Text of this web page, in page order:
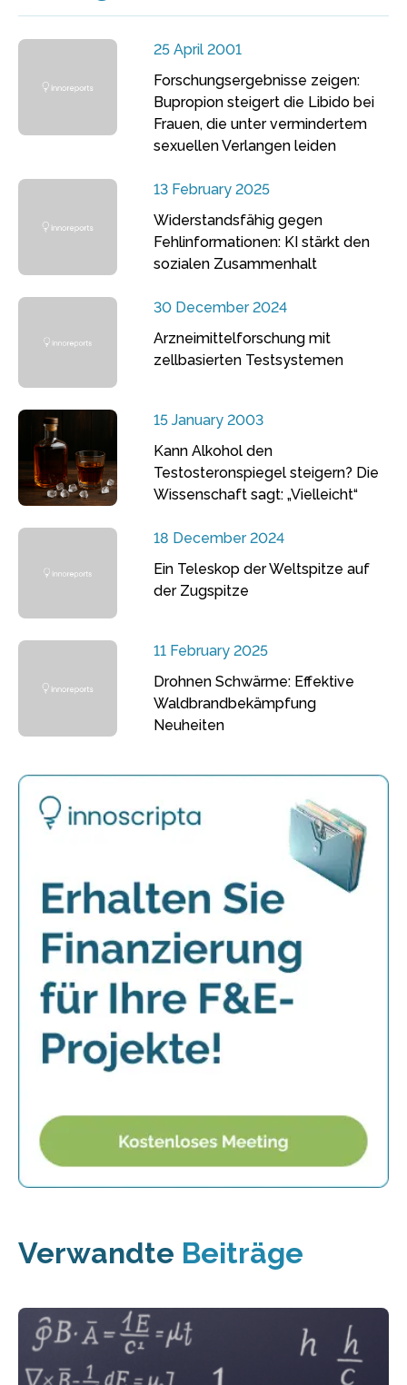
25 April 2001
Forschungsergebnisse zeigen:
Bupropion steigert die Libido bei
Frauen, die unter vermindertem
sexuellen Verlangen leiden
13 February 2025
Widerstandsfähig gegen
Fehlinformationen: KI stärkt den
sozialen Zusammenhalt
30 December 2024
Arzneimittelforschung mit
zellbasierten Testsystemen
15 January 2003
Kann Alkohol den
Testosteronspiegel steigern? Die
Wissenschaft sagt: „Vielleicht“
18 December 2024
Ein Teleskop der Weltspitze auf
der Zugspitze
11 February 2025
Drohnen Schwärme: Effektive
Waldbrandbekämpfung
Neuheiten
Verwandte Beiträge